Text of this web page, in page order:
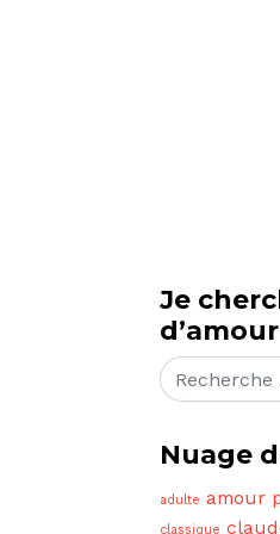
Je
Rechercher
Nuage
adulte amour
classique